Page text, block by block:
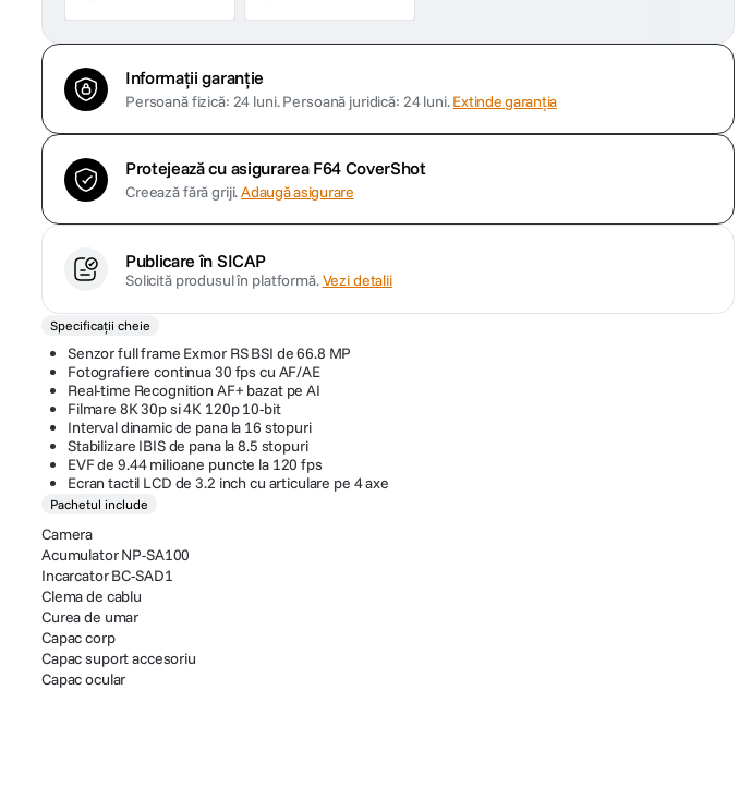
Informații garanție
Persoană fizică: 24 luni.Persoană juridică: 24 luni.Extinde garanția
Protejează cu asigurarea F64 CoverShot
Creează fără griji.Adaugă asigurare
Publicare în SICAP
Solicită produsul în platformă.Vezi detalii
Specificații cheie
Senzor full frame Exmor RS BSI de 66.8 MP
Fotografiere continua 30 fps cu AF/AE
Real-time Recognition AF+ bazat pe AI
Filmare 8K 30p si 4K 120p 10-bit
Interval dinamic de pana la 16 stopuri
Stabilizare IBIS de pana la 8.5 stopuri
EVF de 9.44 milioane puncte la 120 fps
Ecran tactil LCD de 3.2 inch cu articulare pe 4 axe
Pachetul include
Camera
Acumulator NP-SA100
Incarcator BC-SAD1
Clema de cablu
Curea de umar
Capac corp
Capac suport accesoriu
Capac ocular